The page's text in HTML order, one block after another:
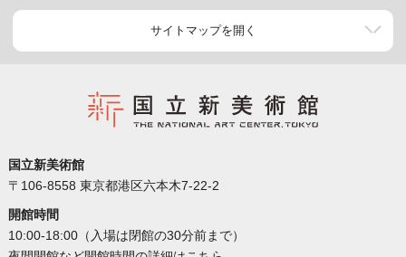
サイトマップを開く
国立新美術館
〒106-8558 東京都港区六本木7-22-2
開館時間
10:00-18:00（入場は閉館の30分前まで）